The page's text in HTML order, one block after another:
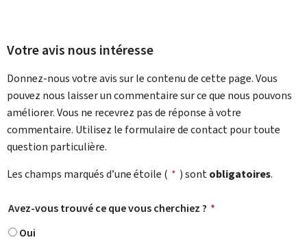
Votre avis nous intéresse
Donnez-nous votre avis sur le contenu de cette page. Vous
pouvez nous laisser un commentaire sur ce que nous pouvons
améliorer. Vous ne recevrez pas de réponse à votre
commentaire. Utilisez le formulaire de contact pour toute
question particulière.
Les champs marqués d’une étoile ( * ) sontobligatoires.
Avez-vous trouvé ce que vous cherchiez ? *
Oui